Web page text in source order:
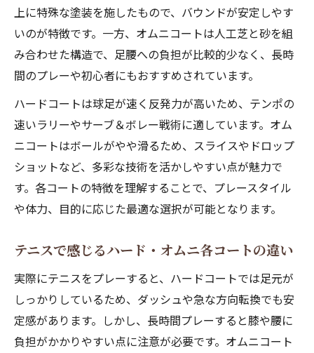
上に特殊な塗装を施したもので、バウンドが安定しやす
いのが特徴です。一方、オムニコートは人工芝と砂を組
み合わせた構造で、足腰への負担が比較的少なく、長時
間のプレーや初心者にもおすすめされています。
ハードコートは球足が速く反発力が高いため、テンポの
速いラリーやサーブ＆ボレー戦術に適しています。オム
ニコートはボールがやや滑るため、スライスやドロップ
ショットなど、多彩な技術を活かしやすい点が魅力で
す。各コートの特徴を理解することで、プレースタイル
や体力、目的に応じた最適な選択が可能となります。
テニスで感じるハード・オムニ各コートの違い
実際にテニスをプレーすると、ハードコートでは足元が
しっかりしているため、ダッシュや急な方向転換でも安
定感があります。しかし、長時間プレーすると膝や腰に
負担がかかりやすい点に注意が必要です。オムニコート